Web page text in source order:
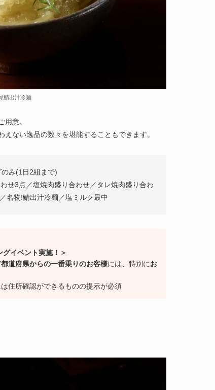
!鯖出汁冷麺
意。
ない逸品の数々を堪能することもできます。
み(1日2組まで)
せ3点／塩焼肉盛り合わせ／タレ焼肉盛り合わ
名物!鯖出汁冷麺／塩ミルク最中
イベント実施！＞
道府県からの一番乗りのお客様には、特別にお
住所確認ができるものの提示が必須